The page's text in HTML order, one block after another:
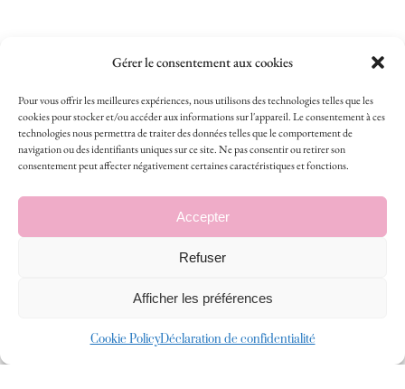
Gérer le consentement aux cookies
Pour vous offrir les meilleures expériences, nous utilisons des technologies telles que les
cookies pour stocker et/ou accéder aux informations sur l'appareil. Le consentement à ces
technologies nous permettra de traiter des données telles que le comportement de
navigation ou des identifiants uniques sur ce site. Ne pas consentir ou retirer son
consentement peut affecter négativement certaines caractéristiques et fonctions.
Accepter
Refuser
Afficher les préférences
Cookie PolicyDéclaration de confidentialité